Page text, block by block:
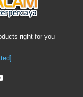
right for you